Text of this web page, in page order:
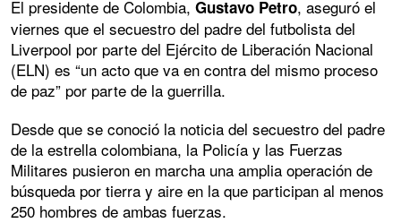
El presidente de Colombia, Gustavo Petro, aseguró el
viernes que el secuestro del padre del futbolista del
Liverpool por parte del Ejército de Liberación Nacional
(ELN) es “un acto que va en contra del mismo proceso
de paz” por parte de la guerrilla.
Desde que se conoció la noticia del secuestro del padre
de la estrella colombiana, la Policía y las Fuerzas
Militares pusieron en marcha una amplia operación de
búsqueda por tierra y aire en la que participan al menos
250 hombres de ambas fuerzas.